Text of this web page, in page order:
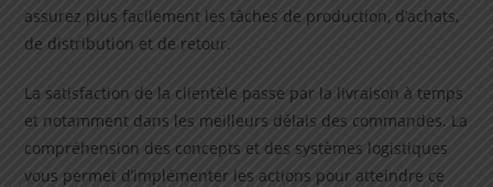
assurez plus facilement les tâches de production, d’achats,
de distribution et de retour.
La satisfaction de la clientèle passe par la livraison à temps
et notamment dans les meilleurs délais des commandes. La
compréhension des concepts et des systèmes logistiques
vous permet d’implémenter les actions pour atteindre ce